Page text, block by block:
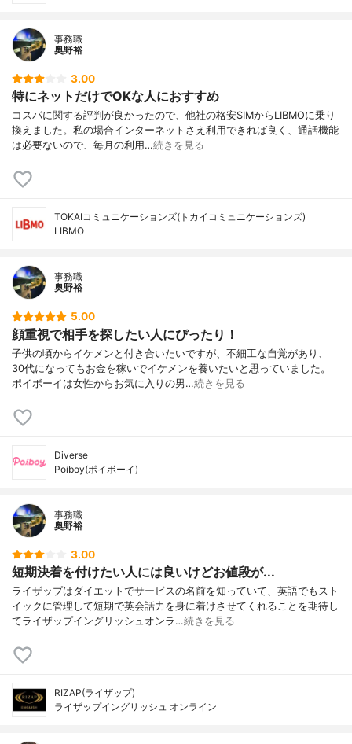
事務職
奥野裕
3.00
特にネットだけでOKな人におすすめ
コスパに関する評判が良かったので、他社の格安SIMからLIBMOに乗り
換えました。私の場合インターネットさえ利用できれば良く、通話機能
は必要ないので、毎月の利用…続きを見る
TOKAIコミュニケーションズ(トカイコミュニケーションズ)
LIBMO
事務職
奥野裕
5.00
顔重視で相手を探したい人にぴったり！
子供の頃からイケメンと付き合いたいですが、不細工な自覚があり、
30代になってもお金を稼いでイケメンを養いたいと思っていました。
ポイボーイは女性からお気に入りの男…続きを見る
Diverse
Poiboy(ポイボーイ)
事務職
奥野裕
3.00
短期決着を付けたい人には良いけどお値段が...
ライザップはダイエットでサービスの名前を知っていて、英語でもスト
イックに管理して短期で英会話力を身に着けさせてくれることを期待し
てライザップイングリッシュオンラ…続きを見る
RIZAP(ライザップ)
ライザップイングリッシュ オンライン